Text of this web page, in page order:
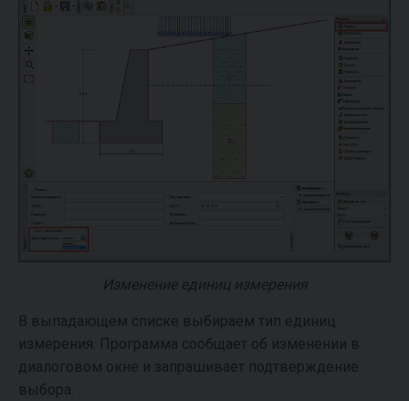
Изменение единиц измерения
В выпадающем списке выбираем тип единиц
измерения. Программа сообщает об изменении в
диалоговом окне и запрашивает подтверждение
выбора.